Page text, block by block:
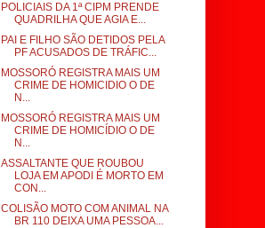
POLICIAIS DA 1ª CIPM PRENDE
QUADRILHA QUE AGIA E...
PAI E FILHO SÃO DETIDOS PELA
PF ACUSADOS DE TRÁFIC...
MOSSORÓ REGISTRA MAIS UM
CRIME DE HOMICIDIO O DE
N...
MOSSORÓ REGISTRA MAIS UM
CRIME DE HOMICÍDIO O DE
N...
ASSALTANTE QUE ROUBOU
LOJA EM APODI É MORTO EM
CON...
COLISÃO MOTO COM ANIMAL NA
BR 110 DEIXA UMA PESSOA...